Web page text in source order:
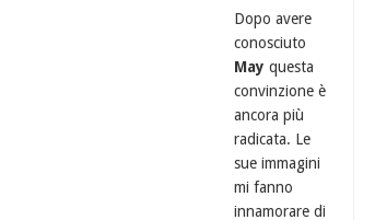
Dopo avere
conosciuto
May questa
convinzione è
ancora più
radicata. Le
sue immagini
mi fanno
innamorare di